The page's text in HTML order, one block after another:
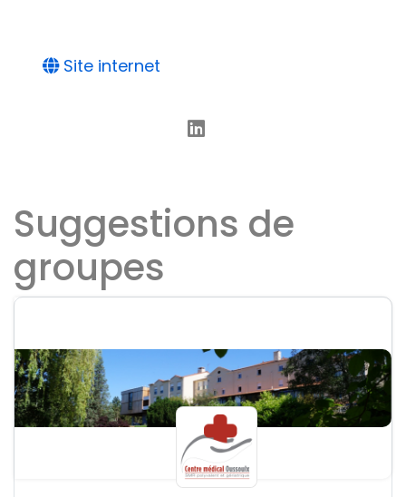
Site internet
Suggestions de
groupes